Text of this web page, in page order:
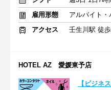
雇用形態
アルバイト・
アクセス
壬生川駅 徒
HOTEL AZ 愛媛東予店
【ビジネ